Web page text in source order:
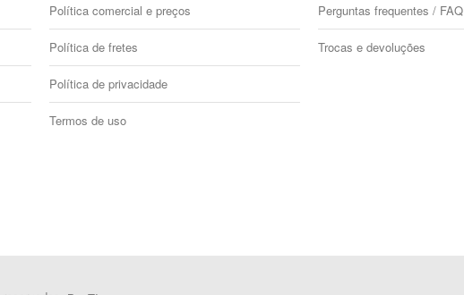
Política comercial e preços
Política de fretes
Política de privacidade
Termos de uso
Perguntas frequentes / FAQ
Trocas e devoluções